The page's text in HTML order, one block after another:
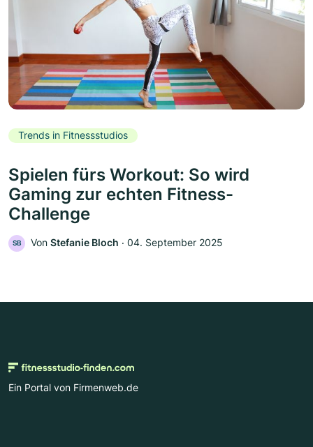
Trends in Fitnessstudios
Spielen fürs Workout: So wird
Gaming zur echten Fitness-
Challenge
SB Von Stefanie Bloch ‧ 04. September 2025
Ein Portal von Firmenweb.de